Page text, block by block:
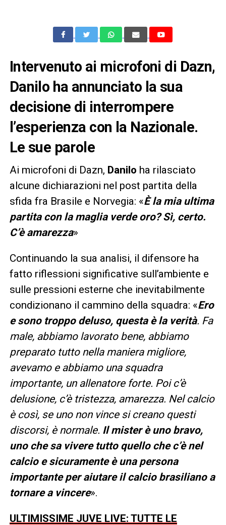
Intervenuto ai microfoni di Dazn,
Danilo ha annunciato la sua
decisione di interrompere
l’esperienza con la Nazionale.
Le sue parole
Ai microfoni di Dazn, Danilo ha rilasciato
alcune dichiarazioni nel post partita della
sfida fra Brasile e Norvegia: «È la mia ultima
partita con la maglia verde oro? Sì, certo.
C’è amarezza»
Continuando la sua analisi, il difensore ha
fatto riflessioni significative sull’ambiente e
sulle pressioni esterne che inevitabilmente
condizionano il cammino della squadra: «Ero
e sono troppo deluso, questa è la verità. Fa
male, abbiamo lavorato bene, abbiamo
preparato tutto nella maniera migliore,
avevamo e abbiamo una squadra
importante, un allenatore forte. Poi c’è
delusione, c’è tristezza, amarezza. Nel calcio
è così, se uno non vince si creano questi
discorsi, è normale. Il mister è uno bravo,
uno che sa vivere tutto quello che c’è nel
calcio e sicuramente è una persona
importante per aiutare il calcio brasiliano a
tornare a vincere».
ULTIMISSIME JUVE LIVE: TUTTE LE